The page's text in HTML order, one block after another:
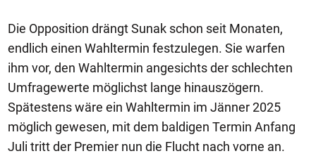
Die Opposition drängt Sunak schon seit Monaten,
endlich einen Wahltermin festzulegen. Sie warfen
ihm vor, den Wahltermin angesichts der schlechten
Umfragewerte möglichst lange hinauszögern.
Spätestens wäre ein Wahltermin im Jänner 2025
möglich gewesen, mit dem baldigen Termin Anfang
Juli tritt der Premier nun die Flucht nach vorne an.